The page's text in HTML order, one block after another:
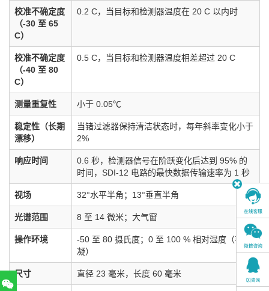
校准不确定度
（-30 至 65
C）
0.2 C，当目标和检测器温度在 20 C 以内时
校准不确定度
（-40 至 80
C）
0.5 C，当目标和检测器温度相差超过 20 C
测量重复性 小于 0.05℃
稳定性（长期
漂移）
当锗过滤器保持清洁状态时，每年斜率变化小于
2%
响应时间
0.6 秒，检测器信号在阶跃变化后达到 95% 的
时间，SDI-12 电路的最快数据传输速率为 1 秒
视场 32°水平半角；13°垂直半角
光谱范围 8 至 14 微米；大气窗
操作环境
-50 至 80 摄氏度；0 至 100 % 相对湿度（非冷
凝）
尺寸 直径 23 毫米，长度 60 毫米